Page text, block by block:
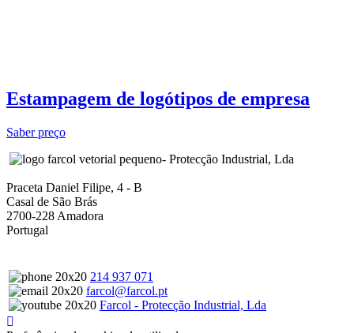
Estampagem de logótipos de empresa
Saber preço
- Protecção Industrial, Lda
Praceta Daniel Filipe, 4 - B
Casal de São Brás
2700-228 Amadora
Portugal
214 937 071
farcol@farcol.pt
Farcol - Protecção Industrial, Lda